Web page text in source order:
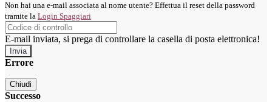
Non hai una e-mail associata al nome utente? Effettua il reset della password
tramite la Login Spaggiari
E-mail inviata, si prega di controllare la casella di posta elettronica!
Errore
Chiudi
Successo